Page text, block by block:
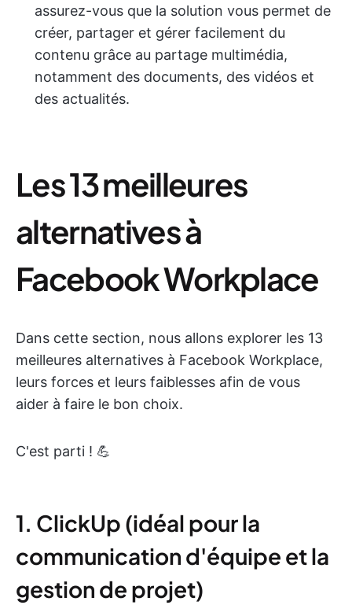
assurez-vous que la solution vous permet de
créer, partager et gérer facilement du
contenu grâce au partage multimédia,
notamment des documents, des vidéos et
des actualités.
Les 13 meilleures
alternatives à
Facebook Workplace
Dans cette section, nous allons explorer les 13
meilleures alternatives à Facebook Workplace,
leurs forces et leurs faiblesses afin de vous
aider à faire le bon choix.
C'est parti ! 💪
1. ClickUp (idéal pour la
communication d'équipe et la
gestion de projet)